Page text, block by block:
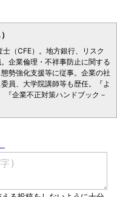
（CFE）。地方銀行、リスク
企業倫理・不祥事防止に関する
勢強化支援等に従事。企業の社
員、大学院講師等も歴任。『よ
『企業不正対策ハンドブック－